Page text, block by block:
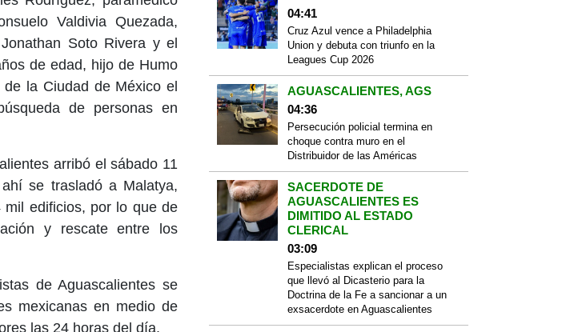
Valdivia Quezada,
Soto Rivera y el
de edad, hijo de Humo
la Ciudad de México el
de personas en
arribó el sábado 11
se trasladó a Malatya,
edificios, por lo que de
y rescate entre los
de Aguascalientes se
mexicanas en medio de
las 24 horas del día.
04:41
Cruz Azul vence a Philadelphia
Union y debuta con triunfo en la
Leagues Cup 2026
AGUASCALIENTES, AGS
04:36
Persecución policial termina en
choque contra muro en el
Distribuidor de las Américas
SACERDOTE DE
AGUASCALIENTES ES
DIMITIDO AL ESTADO
CLERICAL
03:09
Especialistas explican el proceso
que llevó al Dicasterio para la
Doctrina de la Fe a sancionar a un
exsacerdote en Aguascalientes